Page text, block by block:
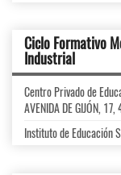
Ciclo Formativo
Industrial
Centro Privado de
AVENIDA DE GIJÓN,
Instituto de Educación